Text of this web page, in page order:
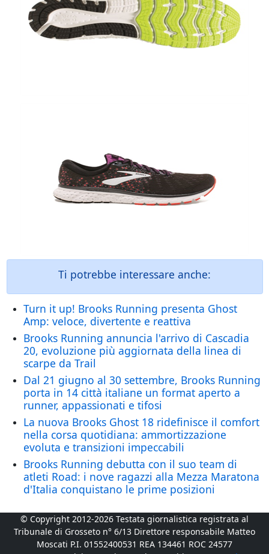
Ti potrebbe interessare anche:
Turn it up! Brooks Running presenta Ghost
Amp: veloce, divertente e reattiva
Brooks Running annuncia l'arrivo di Cascadia
20, evoluzione più aggiornata della linea di
scarpe da Trail
Dal 21 giugno al 30 settembre, Brooks Running
porta in 14 città italiane un format aperto a
runner, appassionati e tifosi
La nuova Brooks Ghost 18 ridefinisce il comfort
nella corsa quotidiana: ammortizzazione
evoluta e transizioni impeccabili
Brooks Running debutta con il suo team di
atleti Road: i nove ragazzi alla Mezza Maratona
d'Italia conquistano le prime posizioni
© Copyright 2012-2026 Testata giornalistica registrata al
Tribunale di Grosseto n° 6/13 Direttore responsabile Matteo
Moscati P.I. 01552400531 REA 134461 ROC 24577